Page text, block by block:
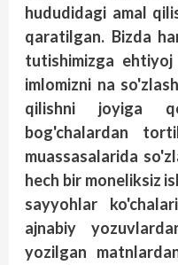
hududidagi amal
qaratilgan. Bizda
tutishimizga
imlomizni na
qilishni joyiga
bog'chalardan
muassasalarida
hech bir moneliksiz
sayyohlar
ajnabiy
yozilgan